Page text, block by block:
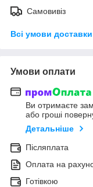
Самовивіз
Всі умови доставки
Умови оплати
Ви отримаєте
або гроші
Детальніше
Післяплата
Оплата на
Готівкою